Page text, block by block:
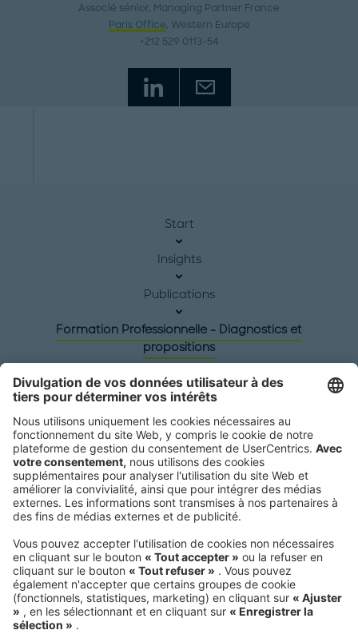
Associé sénior, Managing Partner France
Paris Office, Western Europe
+212 529 0113-54
Start
Insights
Publications
Formation Professionnelle - Diagnostics et
propositions
Siège social
Roland Berger GmbH
Sederanger 1
80538 Munich
Germany
Téléphone: +49 89 9230-0
Fax:
+49 89 9230-8202
Adresse courriel: Envoyez-nous un message